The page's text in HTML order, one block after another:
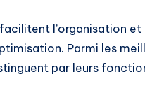
l’organisation et
Parmi les
par leurs